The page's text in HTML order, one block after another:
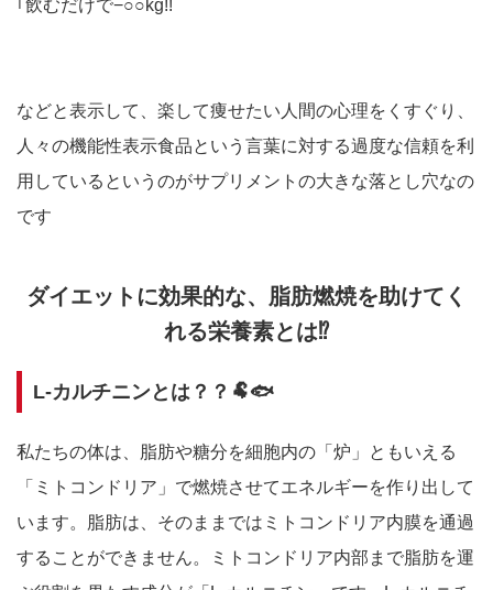
｢飲むだけで−○○kg!!
などと表示して、楽して痩せたい人間の心理をくすぐり、
人々の機能性表示食品という言葉に対する過度な信頼を利
用しているというのがサプリメントの大きな落とし穴なの
です
ダイエットに効果的な、脂肪燃焼を助けてく
れる栄養素とは⁉️
L-カルチニンとは？？🐏🐟
私たちの体は、脂肪や糖分を細胞内の「炉」ともいえる
「ミトコンドリア」で燃焼させてエネルギーを作り出して
います。脂肪は、そのままではミトコンドリア内膜を通過
することができません。ミトコンドリア内部まで脂肪を運